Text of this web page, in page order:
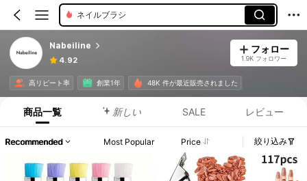
ネイルブラシ
Nabeiline
4.92
フォロー
1.9K フォロワー
高リピート率 創業1年 48K 件が最近販売されました
商品一覧 新しい SALE レビュー
Recommended Most Popular Price 絞り込み